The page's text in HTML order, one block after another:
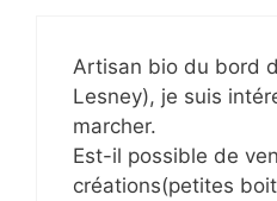
Artisan bio du bord
Lesney), je suis
marcher.
Est-il possible de
créations(petites